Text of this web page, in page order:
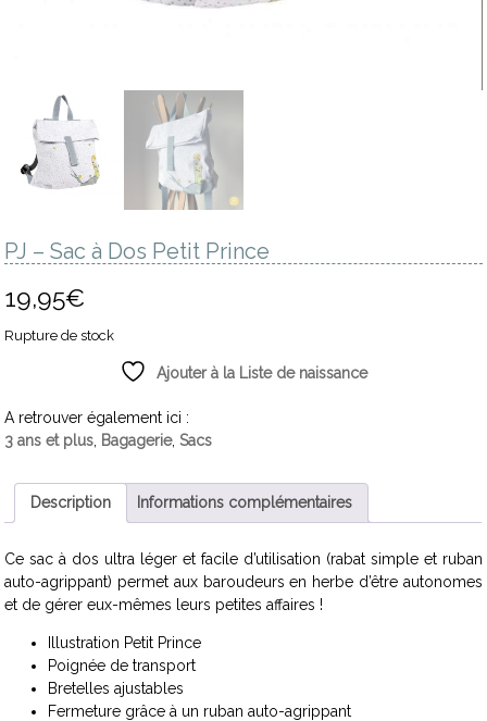
PJ – Sac à Dos Petit Prince
19,95€
Rupture de stock
Ajouter à la Liste de naissance
A retrouver également ici :
3 ans et plus Bagagerie, Sacs
Description Informations complémentaires
Ce sac à dos ultra léger et facile d’utilisation (rabat simple et ruban
auto-agrippant) permet aux baroudeurs en herbe d’être autonomes
et de gérer eux-mêmes leurs petites affaires !
Illustration Petit Prince
Poignée de transport
Bretelles ajustables
Fermeture grâce à un ruban auto-agrippant